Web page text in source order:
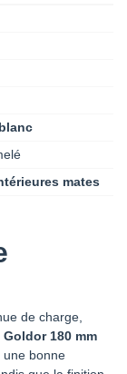
mates
de charge,
Goldor 180 mm
une bonne